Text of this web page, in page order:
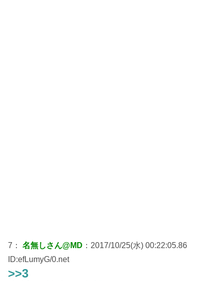
7： 名無しさん@MD ：2017/10/25(水) 00:22:05.86
ID:efLumyG/0.net
>>3